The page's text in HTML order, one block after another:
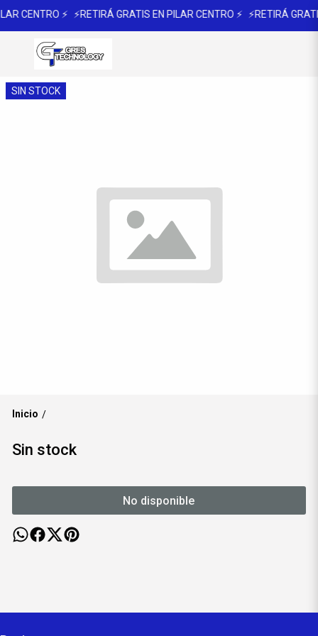
CENTRO ⚡ ⚡RETIRÁ GRATIS EN PILAR CENTRO ⚡ ⚡RETIRÁ
SIN STOCK
Inicio /
Sin stock
No disponible